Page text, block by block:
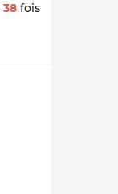
38 fois